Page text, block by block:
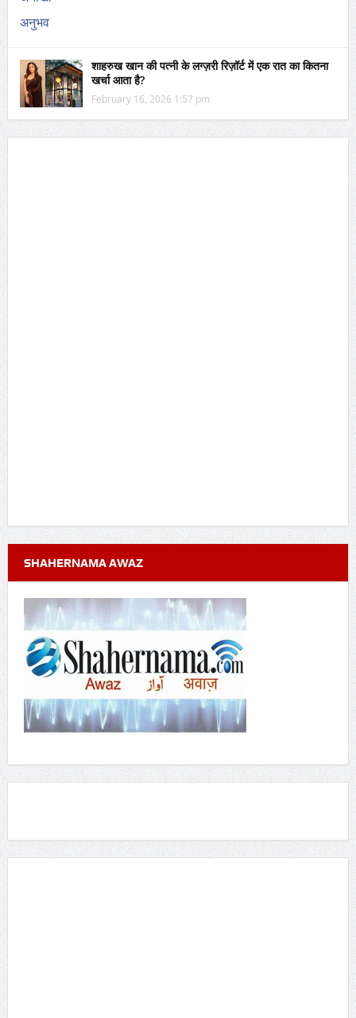
शाहरुख खान की पत्नी के लग्ज़री रिज़ॉर्ट में एक रात का कितना
खर्चा आता है?
February 16, 2026 1:57 pm
SHAHERNAMA AWAZ